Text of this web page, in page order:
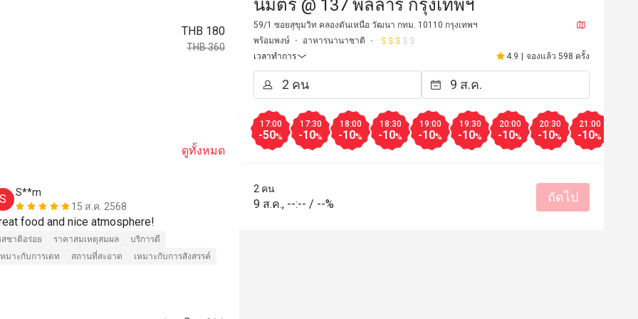
THB 180
THB 360
ดูทั้งหมด
S
S**m
15 ส.ค. 2568
food and nice atmosphere!
สชาติอร่อย ราคาสมเหตุสมผล
บริการดี
หมาะกับการเดท
สถานที่สะอาด เหมาะกับการสังสรรค์
A
S**
นิมิตร @ 137 พิลล่าร์ กรุงเทพฯ
59/1 ซอยสุขุมวิท คลองตันเหนือ วัฒนา กทม. 10110 กรุงเทพฯ
พร้อมพงษ์
อาหารนานาชาติ
เวลาทำการ
4.9 | จองแล้ว 598 ครั้ง
17:00
-50%
17:30
-10%
18:00
-10%
18:30
-10%
19:00
-10%
19:30
-10%
20:00
-10%
20:30
-10%
21:00
-10%
2 คน
9 ส.ค., --:-- / --% ถัดไป